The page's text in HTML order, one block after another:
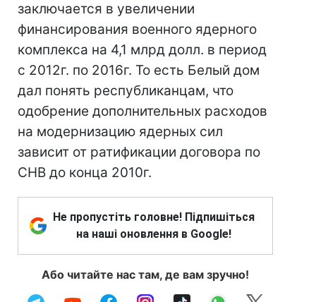
заключается в увеличении
финансирования военного ядерного
комплекса на 4,1 млрд долл. в период
с 2012г. по 2016г. То есть Белый дом
дал понять республиканцам, что
одобрение дополнительных расходов
на модернизацию ядерных сил
зависит от ратификации договора по
СНВ до конца 2010г.
Не пропустіть головне! Підпишіться
на наші оновлення в Google!
Або читайте нас там, де вам зручно!